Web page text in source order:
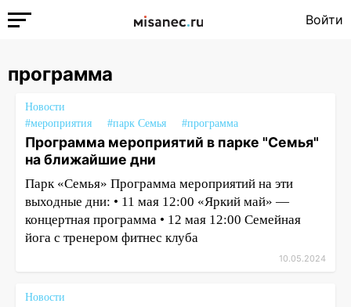
Войти
программа
Новости
#мероприятия
#парк Семья #программа
Программа мероприятий в парке "Семья"
на ближайшие дни
Парк «Семья» Программа мероприятий на эти
выходные дни: • 11 мая 12:00 «Яркий май» —
концертная программа • 12 мая 12:00 Семейная
йога с тренером фитнес клуба
10.05.2024
Новости